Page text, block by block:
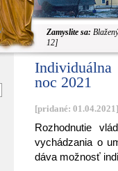
Zamyslite sa:
12]
Individuálna
noc 2021
[pridané: 01.04.2021]
Rozhodnutie
vychádzania o
dáva možnosť